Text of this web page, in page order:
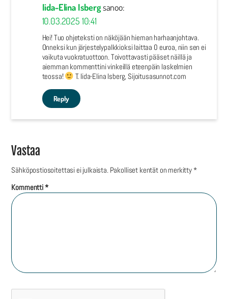
Iida-Elina Isbergsanoo:
10.03.2025 10:41
Hei! Tuo ohjeteksti on näköjään hieman harhaanjohtava.
Onneksi kun järjestelypalkkioksi laittaa 0 euroa, niin sen ei
vaikuta vuokratuottoon. Toivottavasti pääset näillä ja
aiemman kommenttini vinkeillä eteenpäin laskelmien
teossa!
T. Iida-Elina Isberg, Sijoitusasunnot.com
Reply
Vastaa
Sähköpostiosoitettasi ei julkaista. Pakolliset kentät on merkitty *
Kommentti*